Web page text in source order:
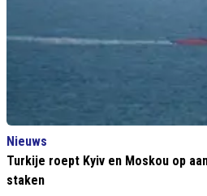
Nieuws
Turkije roept Kyiv en Moskou op
staken